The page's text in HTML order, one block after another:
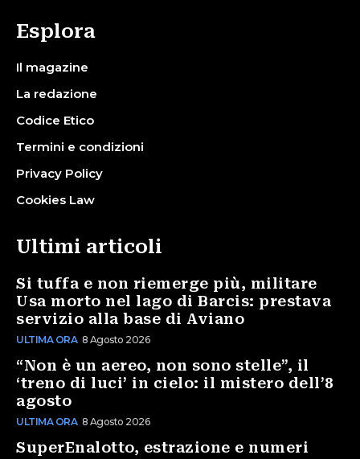
Esplora
Il magazine
La redazione
Codice Etico
Termini e condizioni
Privacy Policy
Cookies Law
Ultimi articoli
Si tuffa e non riemerge più, militare
Usa morto nel lago di Barcis: prestava
servizio alla base di Aviano
ULTIMA ORA 8 Agosto 2026
“Non è un aereo, non sono stelle”, il
‘treno di luci’ in cielo: il mistero dell’8
agosto
ULTIMA ORA 8 Agosto 2026
SuperEnalotto, estrazione e numeri